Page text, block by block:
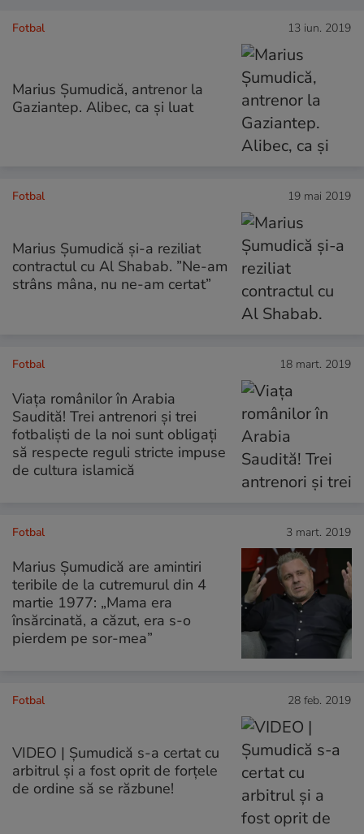
Fotbal 13 iun. 2019
Marius Șumudică, antrenor la
Gaziantep. Alibec, ca și luat
Fotbal 19 mai 2019
Marius Șumudică și-a reziliat
contractul cu Al Shabab. ”Ne-am
strâns mâna, nu ne-am certat”
Fotbal 18 mart. 2019
Viața românilor în Arabia
Saudită! Trei antrenori și trei
fotbaliști de la noi sunt obligați
să respecte reguli stricte impuse
de cultura islamică
Fotbal 3 mart. 2019
Marius Șumudică are amintiri
teribile de la cutremurul din 4
martie 1977: „Mama era
însărcinată, a căzut, era s-o
pierdem pe sor-mea”
Fotbal 28 feb. 2019
VIDEO | Șumudică s-a certat cu
arbitrul și a fost oprit de forțele
de ordine să se răzbune!